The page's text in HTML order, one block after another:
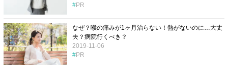
PR
なぜ？喉の痛みが1ヶ月治らない！熱がないのに…大丈
夫？病院行くべき？
2019-11-06
PR